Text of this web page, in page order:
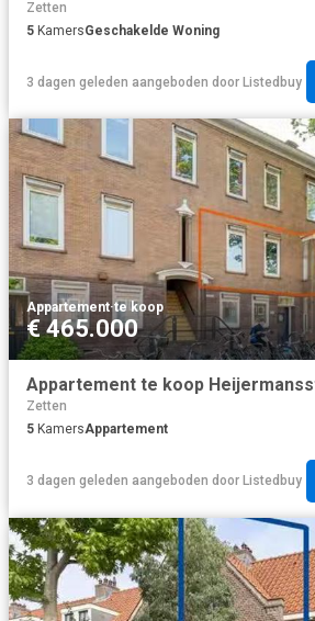
Zetten
5 KamersGeschakelde Woning
3 dagen geleden aangeboden door Listedbuy
Appartement·te koop
€ 465.000
Zetten
5 KamersAppartement
3 dagen geleden aangeboden door Listedbuy